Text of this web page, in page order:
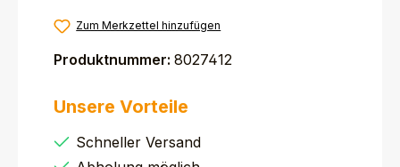
Zum Merkzettel hinzufügen
Produktnummer: 8027412
Unsere Vorteile
Schneller Versand